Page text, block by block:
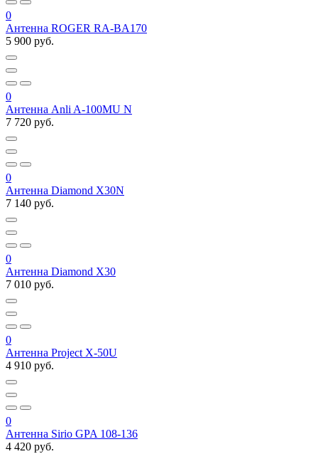
0
Антенна ROGER RA-BA170
5 900 руб.
0
Антенна Anli A-100MU N
7 720 руб.
0
Антенна Diamond X30N
7 140 руб.
0
Антенна Diamond X30
7 010 руб.
0
Антенна Project X-50U
4 910 руб.
0
Антенна Sirio GPA 108-136
4 420 руб.